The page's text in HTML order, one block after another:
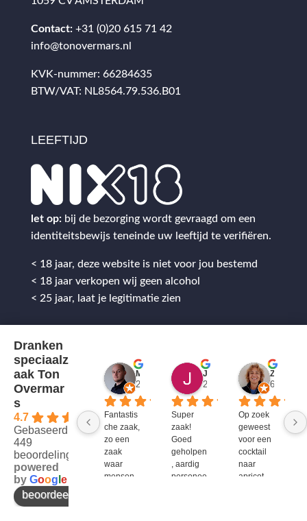
Contact: +31 (0)20 615 71 42
info@tonovermars.nl
KVK-nummer: 66284635
BTW/VAT: NL8564.79.536.B01
LEEFTIJD
let op: bij de bezorging wordt gevraagd om een
identiteitsbewijs teneinde uw leeftijd te verifiëren.
< 18 jaar, deze website is niet voor jou bestemd
< 18 jaar verkopen wij geen alcohol
< 25 jaar, laat je legitimatie zien
Dranken
speciaalz
aak Ton
Overmar
s
4.7
Gebaseerd op
449
beoordelingen
powered
by Goog e
beoordeel ons op
2 jaar geleden
Fantastis
che zaak,
zo een
zaak
waar
mensen
2 jaar geleden
Super
zaak!
Goed
geholpen
, aardig
personee
6 jaar
Op zoek
geweest
voor een
cocktail
naar
apricot